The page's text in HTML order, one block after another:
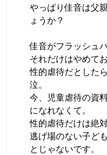
やっぱり佳音は父
ょうか？
佳音がフラッシュ
それだけはやめて
性的虐待だとした
泣。
今、児童虐待の資
になれなくて。
性的虐待だけは絶
逃げ場のない子ど
とじゃないです。